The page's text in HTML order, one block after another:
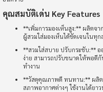
คุณสมบัติเด่น Key Features
**เพิ่มการมองเห็นสูง:** ผลิตจ
ผู้สวมใส่มองเห็นได้ชัดเจนในทุ
**สวมใส่สบาย ปรับกระชับ:**
ง่าย สามารถปรับขนาดให้พอดีกั
ทำงาน
**วัสดุคุณภาพดี ทนทาน:** ผลิต
สภาพอากาศต่างๆ ใช้งานได้ยา